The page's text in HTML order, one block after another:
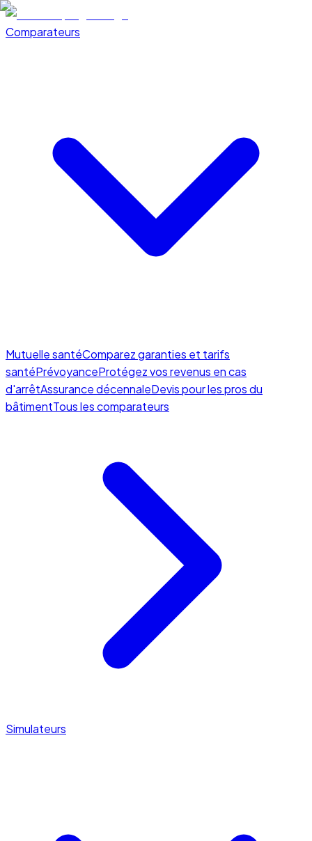
Comparateurs
Mutuelle santéComparez garanties et tarifs
santéPrévoyanceProtégez vos revenus en cas
d'arrêtAssurance décennaleDevis pour les pros du
bâtimentTous les comparateurs
Simulateurs